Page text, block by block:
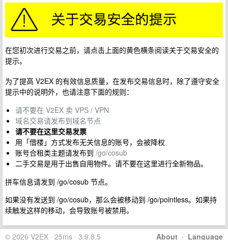
在您初次进行交易之前，请点击上面的黄色横条阅读关于交易安全的
提示。
为了提高 V2EX 的有效信息质量，在发布交易信息时，除了遵守安全
提示中的说明外，也请注意下面的规则：
请不要在 V2EX 卖 VPS / VPN
域名交易请发布到域名节点
请不要在这里交易发票
用「借楼」方式发布无关信息的账号，会被降权
账号合租类主题请发布到 /go/cosub
二手交易是用于出售自用物件。请不要在这里进行全新物品。
拼车信息请发到 /go/cosub 节点。
如果没有发送到 /go/cosub，那么会被移动到 /go/pointless。如果持
续触发这样的移动，会导致账号被禁用。
About · Language
© 2026 V2EX · 25ms · 3.9.8.5